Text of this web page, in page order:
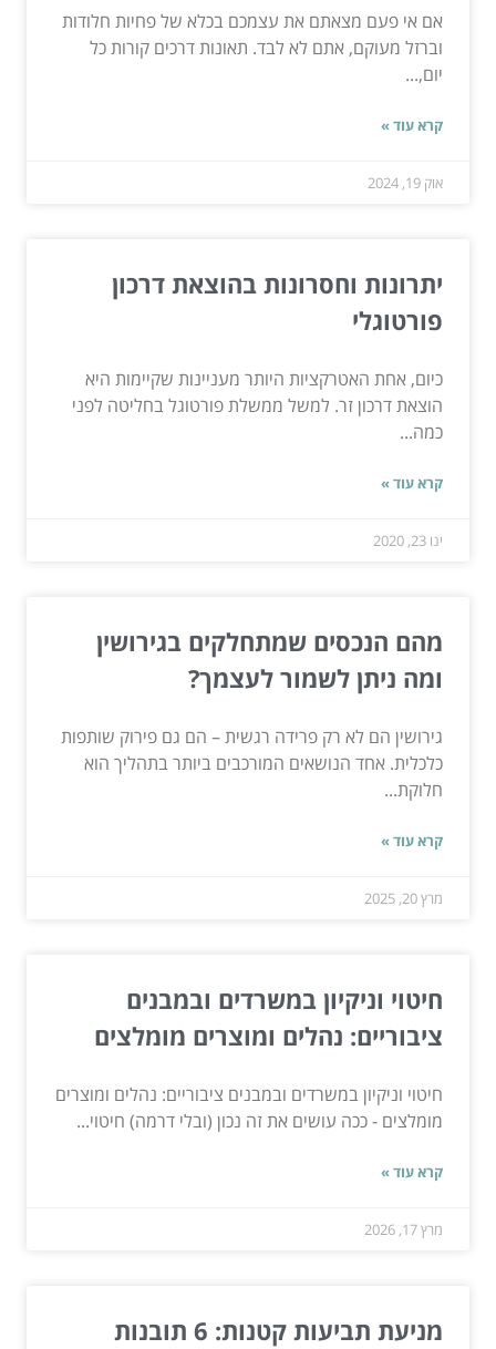
אם אי פעם מצאתם את עצמכם בכלא של פחיות חלודות
וברזל מעוקם, אתם לא לבד. תאונות דרכים קורות כל
יום,...
קרא עוד »
אוק 19, 2024
יתרונות וחסרונות בהוצאת דרכון
פורטוגלי
כיום, אחת האטרקציות היותר מעניינות שקיימות היא
הוצאת דרכון זר. למשל ממשלת פורטוגל בחליטה לפני
כמה...
קרא עוד »
ינו 23, 2020
מהם הנכסים שמתחלקים בגירושין
ומה ניתן לשמור לעצמך?
גירושין הם לא רק פרידה רגשית – הם גם פירוק שותפות
כלכלית. אחד הנושאים המורכבים ביותר בתהליך הוא
חלוקת...
קרא עוד »
מרץ 20, 2025
חיטוי וניקיון במשרדים ובמבנים
ציבוריים: נהלים ומוצרים מומלצים
חיטוי וניקיון במשרדים ובמבנים ציבוריים: נהלים ומוצרים
מומלצים - ככה עושים את זה נכון (ובלי דרמה) חיטוי...
קרא עוד »
מרץ 17, 2026
מניעת תביעות קטנות: 6 תובנות